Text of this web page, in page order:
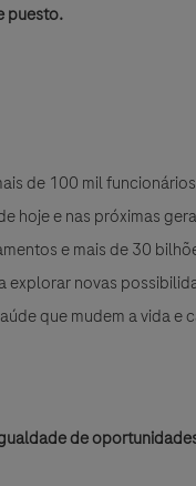
puesto.
de 100 mil
hoje e nas próximas
e mais de 30
novas
que mudem a vida e
de